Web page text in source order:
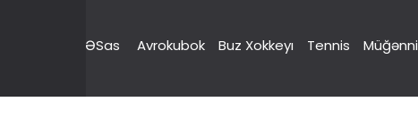
ƏSas Avrokubok Buz Xokkeyı Tennis Müğənni